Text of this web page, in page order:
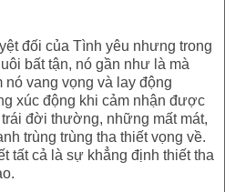
đối của Tình yêu nhưng trong
bất tận, nó gần như là mà
nó vang vọng và lay động
xúc động khi cảm nhận được
đời thường, những mất mát,
trùng trùng tha thiết vọng về.
tất cả là sự khẳng định thiết tha